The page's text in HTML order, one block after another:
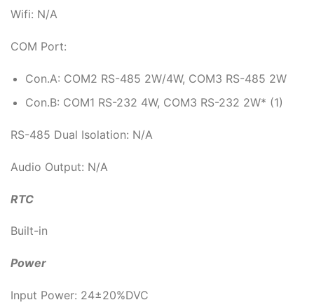
Wifi: N/A
COM Port:
Con.A: COM2 RS-485 2W/4W, COM3 RS-485 2W
Con.B: COM1 RS-232 4W, COM3 RS-232 2W* (1)
RS-485 Dual Isolation: N/A
Audio Output: N/A
RTC
Built-in
Power
Input Power: 24±20%DVC